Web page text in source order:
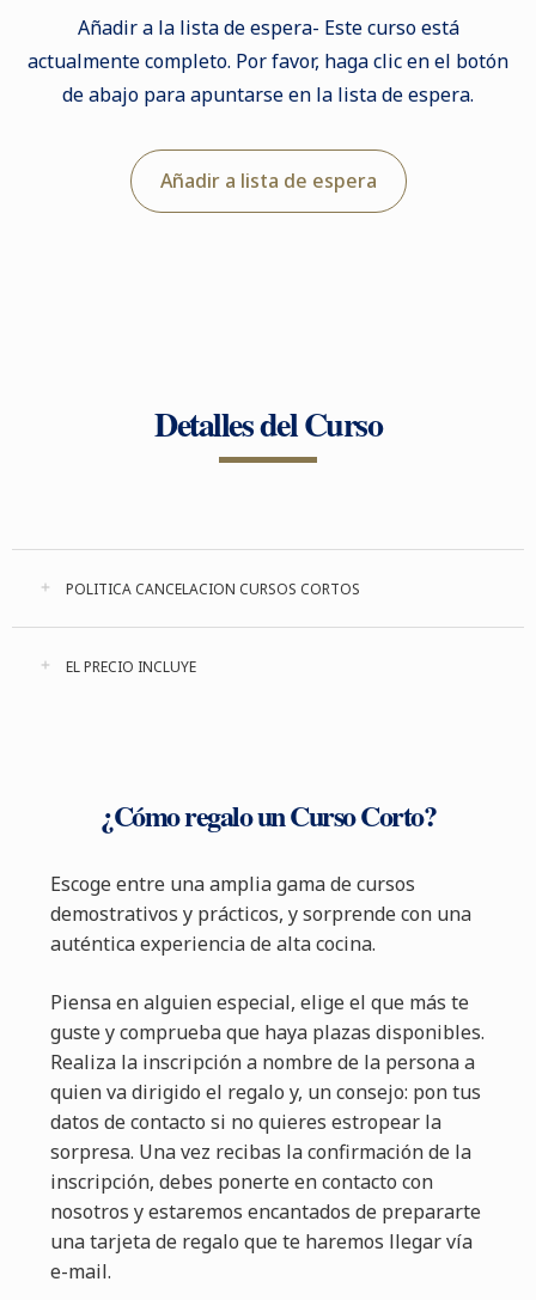
Añadir a la lista de espera- Este curso está
actualmente completo. Por favor, haga clic en el botón
de abajo para apuntarse en la lista de espera.
Añadir a lista de espera
Detalles del Curso
POLITICA CANCELACION CURSOS CORTOS
EL PRECIO INCLUYE
¿Cómo regalo un Curso Corto?
Escoge entre una amplia gama de cursos
demostrativos y prácticos, y sorprende con una
auténtica experiencia de alta cocina.
Piensa en alguien especial, elige el que más te
guste y comprueba que haya plazas disponibles.
Realiza la inscripción a nombre de la persona a
quien va dirigido el regalo y, un consejo: pon tus
datos de contacto si no quieres estropear la
sorpresa. Una vez recibas la confirmación de la
inscripción, debes ponerte en contacto con
nosotros y estaremos encantados de prepararte
una tarjeta de regalo que te haremos llegar vía
e-mail.